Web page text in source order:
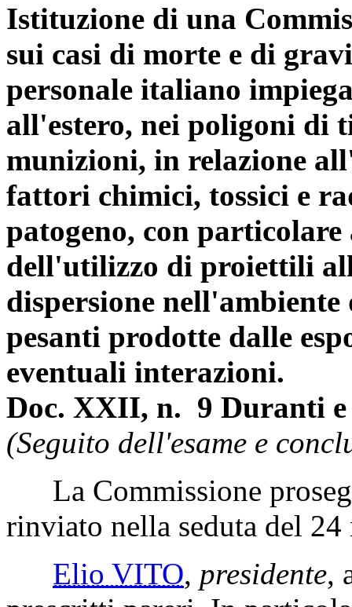
Istituzione di una
sui casi di morte e di
personale italiano
all'estero, nei poligoni di
munizioni, in relazione
fattori chimici, tossici e
patogeno, con
dell'utilizzo di proiettili
dispersione
pesanti prodotte dalle
eventuali interazioni.
Doc. XXII, n. 9 Duranti
(Seguito dell'esame e
La Commissione
rinviato nella seduta del 24
Elio VITO, presidente,